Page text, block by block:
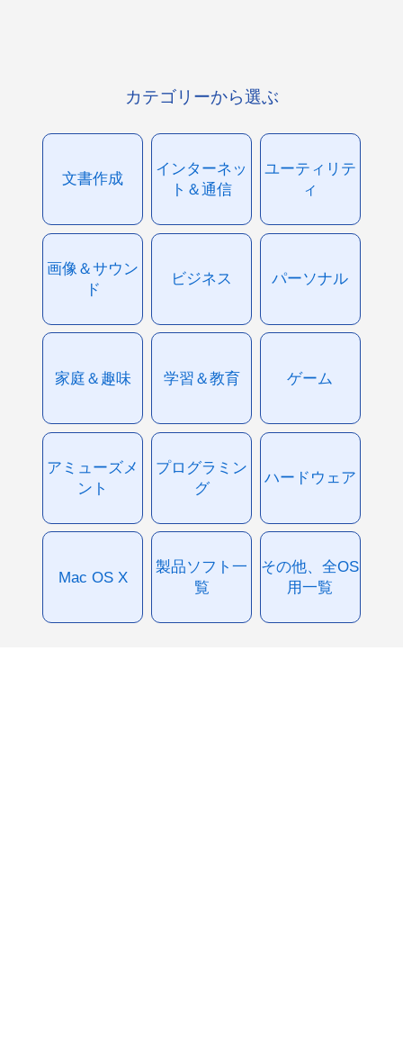
カテゴリーから選ぶ
文書作成
インターネッ
ト＆通信
ユーティリテ
ィ
画像＆サウン
ド
ビジネス パーソナル
家庭＆趣味 学習＆教育 ゲーム
アミューズメ
ント
プログラミン
グ
ハードウェア
Mac OS X
製品ソフト一
覧
その他、全OS
用一覧